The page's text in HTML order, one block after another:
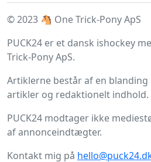
© 2023 🐴 One Trick-Pony ApS
PUCK24 er et dansk ishockey
Trick-Pony ApS.
Artiklerne består af en
artikler og redaktionelt indhold.
PUCK24 modtager ikke
af annonceindtægter.
Kontakt mig på